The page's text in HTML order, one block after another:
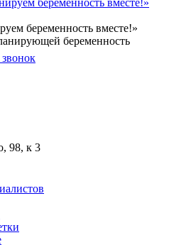
беременность вместе!»
беременность
98, к 3